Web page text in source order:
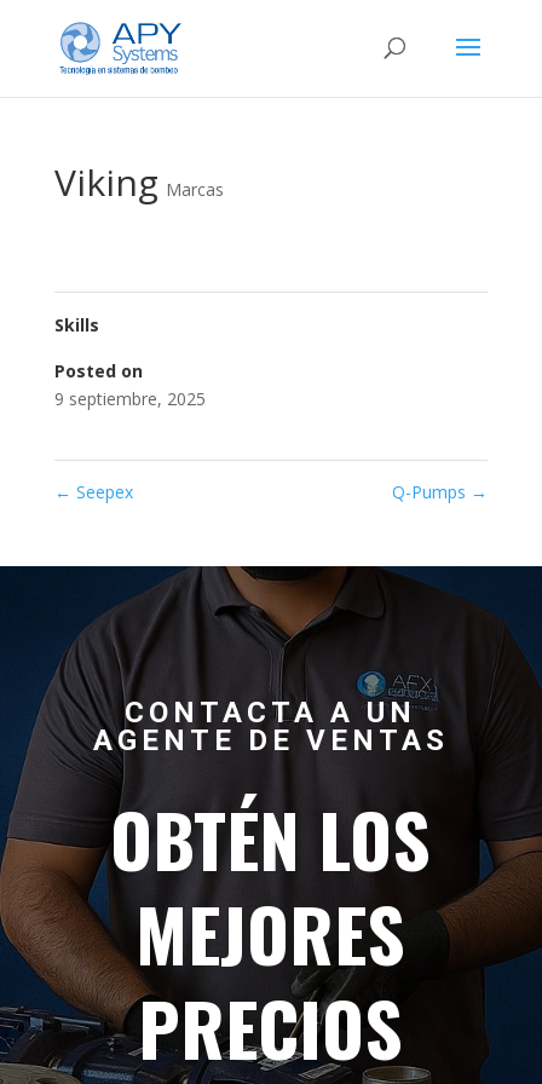
Viking Marcas
Skills
Posted on
9 septiembre, 2025
← Seepex Q-Pumps →
CONTACTA A UN
AGENTE DE VENTAS
OBTÉN LOS
MEJORES
PRECIOS